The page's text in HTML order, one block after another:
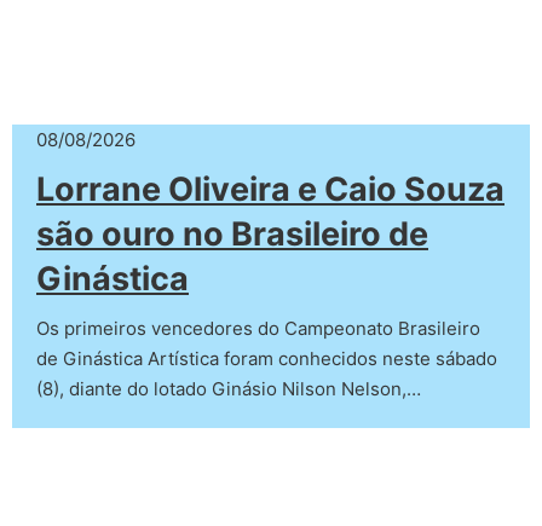
08/08/2026
Lorrane Oliveira e Caio Souza
são ouro no Brasileiro de
Ginástica
Os primeiros vencedores do Campeonato Brasileiro
de Ginástica Artística foram conhecidos neste sábado
(8), diante do lotado Ginásio Nilson Nelson,…